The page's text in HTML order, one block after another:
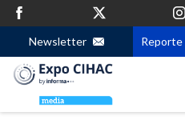
Newsletter Reporte